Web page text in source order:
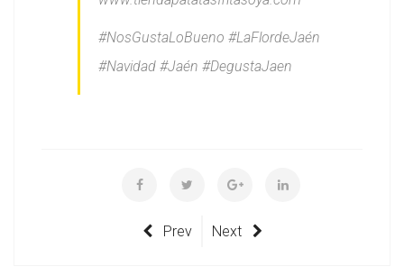
#NosGustaLoBueno #LaFlordeJaén
#Navidad #Jaén #DegustaJaen
Prev Next